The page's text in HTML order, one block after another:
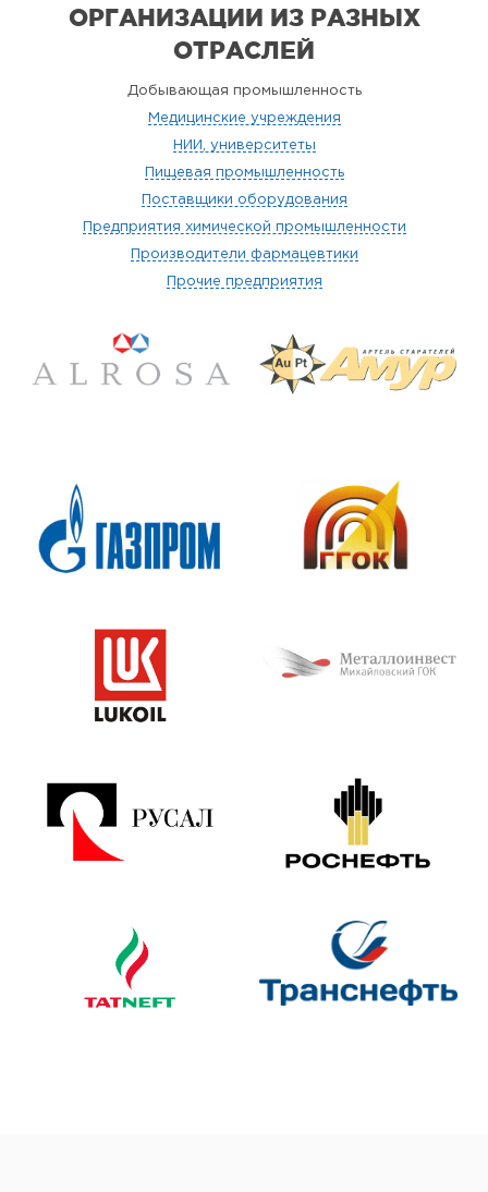
ОРГАНИЗАЦИИ ИЗ РАЗНЫХ
ОТРАСЛЕЙ
Добывающая промышленность
Медицинские учреждения
НИИ, университеты
Пищевая промышленность
Поставщики оборудования
Предприятия химической промышленности
Производители фармацевтики
Прочие предприятия